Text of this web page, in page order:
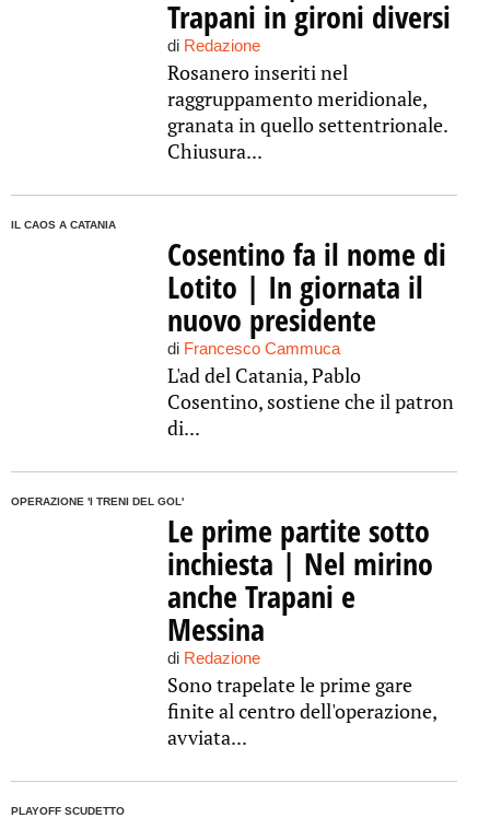
Trapani in gironi diversi
di Redazione
Rosanero inseriti nel
raggruppamento meridionale,
granata in quello settentrionale.
Chiusura...
IL CAOS A CATANIA
Cosentino fa il nome di
Lotito | In giornata il
nuovo presidente
di Francesco Cammuca
L'ad del Catania, Pablo
Cosentino, sostiene che il patron
di...
OPERAZIONE 'I TRENI DEL GOL'
Le prime partite sotto
inchiesta | Nel mirino
anche Trapani e
Messina
di Redazione
Sono trapelate le prime gare
finite al centro dell'operazione,
avviata...
PLAYOFF SCUDETTO